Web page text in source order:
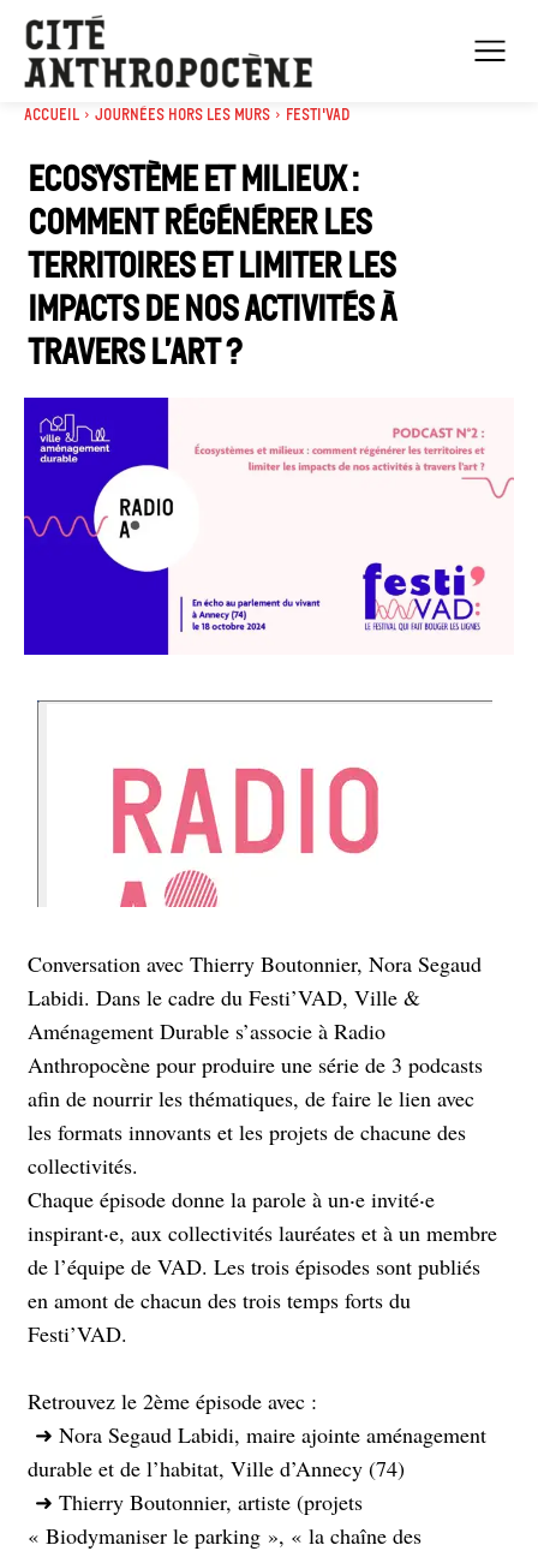
Accueil Journées Hors les murs Festi'VAD
Ecosystème et milieux :
comment régénérer les
territoires et limiter les
impacts de nos activités à
travers l’art ?
Conversation avec Thierry Boutonnier, Nora Segaud
Labidi. Dans le cadre du Festi’VAD, Ville &
Aménagement Durable s’associe à Radio
Anthropocène pour produire une série de 3 podcasts
afin de nourrir les thématiques, de faire le lien avec
les formats innovants et les projets de chacune des
collectivités.
Chaque épisode donne la parole à un‧e invité‧e
inspirant‧e, aux collectivités lauréates et à un membre
de l’équipe de VAD. Les trois épisodes sont publiés
en amont de chacun des trois temps forts du
Festi’VAD.
Retrouvez le 2ème épisode avec :
➜ Nora Segaud Labidi, maire ajointe aménagement
durable et de l’habitat, Ville d’Annecy (74)
➜ Thierry Boutonnier, artiste (projets
« Biodymaniser le parking », « la chaîne des